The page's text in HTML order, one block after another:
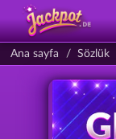
Ana sayfa Sözlük